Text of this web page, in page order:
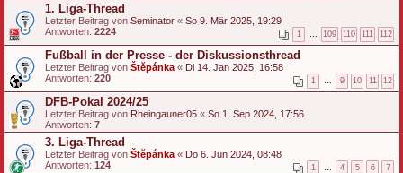
1. Liga-Thread
Letzter Beitrag von Seminator « So 9. Mär 2025, 19:29
Antworten: 2224 1 109 110 111 112
Fußball in der Presse - der Diskussionsthread
Letzter Beitrag von Štěpánka « Di 14. Jan 2025, 16:58
Antworten: 220 1 9 10 11 12
DFB-Pokal 2024/25
Letzter Beitrag von Rheingauner05 « So 1. Sep 2024, 17:56
Antworten: 7
3. Liga-Thread
Letzter Beitrag von Štěpánka « Do 6. Jun 2024, 08:48
Antworten: 124 1 4 5 6 7